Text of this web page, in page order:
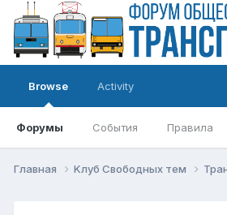
Browse
Форумы События Правила
Activity
Главная Kлуб Свободных тем